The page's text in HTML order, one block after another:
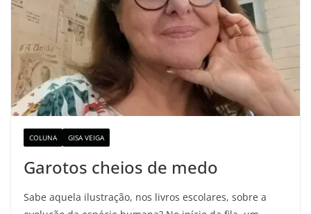
COLUNA GISA VEIGA
Garotos cheios de medo
Sabe aquela ilustração, nos livros escolares, sobre a